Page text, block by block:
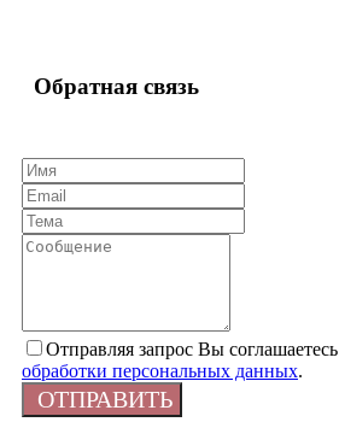
Обратная связь
Отправляя запрос Вы соглашаетесь
обработки персональных данных.
ОТПРАВИТЬ